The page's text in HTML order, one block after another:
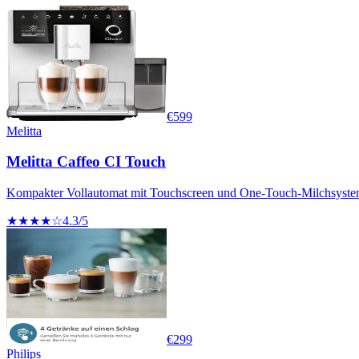
€599
Melitta
Melitta Caffeo CI Touch
Kompakter Vollautomat mit Touchscreen und One-Touch-
★★★★☆4.3/5
€299
Philips